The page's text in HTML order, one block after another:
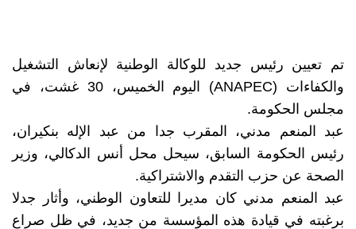
تم تعيين رئيس جديد للوكالة الوطنية لإنعاش التشغيل
والكفاءات (ANAPEC) اليوم الخميس، 30 غشت، في
مجلس الحكومة.
عبد المنعم مدني، المقرب جدا من عبد الإله بنكيران،
رئيس الحكومة السابق، سيحل محل أنس الدكالي، وزير
الصحة عن حزب التقدم والاشتراكية.
عبد المنعم مدني كان مديرا للتعاون الوطني، وأثار جدلا
برغبته في قيادة هذه المؤسسة من جديد، في ظل صراع